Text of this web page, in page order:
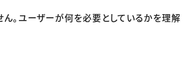
。ユーザーが何を必要としているかを理解